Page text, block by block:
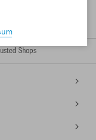
Shops